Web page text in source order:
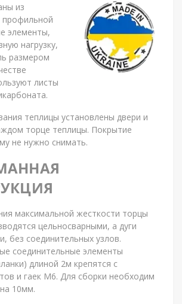
из
профильной
элементы,
нагрузку,
размером
листы
теплицы установлены двери и
торце теплицы. Покрытие
не нужно снимать.
максимальной жесткости торцы
цельносварными, а дуги
без соединительных узлов.
соединительные элементы
длиной 2м крепятся с
и гаек М6. Для сборки необходим
10мм.